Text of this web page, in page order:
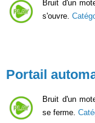
Bruit d'un
s'ouvre.
Portail
Bruit d'un
se ferme.